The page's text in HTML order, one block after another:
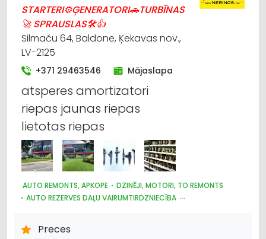
STARTERI⚙ĢENERATORI🚗TURBĪNAS
🚀 SPRAUSLAS🛠👍
Silmaču 64, Baldone, Ķekavas nov.,
LV-2125
+371 29463546 Mājaslapa
atsperes amortizatori
riepas jaunas riepas
lietotas riepas
AUTO REMONTS, APKOPE
DZINĒJI, MOTORI, TO REMONTS
AUTO REZERVES DAĻU VAIRUMTIRDZNIECĪBA
DAĻASPreces